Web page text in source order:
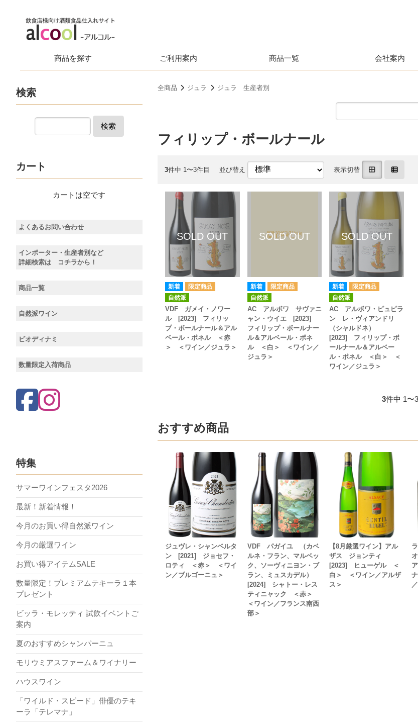
商品を探す ご利用案内 商品一覧 会社案内
全商品 ジュラ ジュラ 生産者別
フィリップ・ボールナール
3件中 1〜3件目 並び替え 表示切替
自然派
VDF ガメイ・ノワー
ル [2023] フィリッ
プ・ボールナール＆アル
ベール・ポネル ＜赤
＞ ＜ワイン／ジュラ＞
自然派
AC アルボワ サヴァニ
ャン・ウイエ [2023]
フィリップ・ボールナー
ル＆アルベール・ポネ
ル ＜白＞ ＜ワイン／
ジュラ＞
自然派
AC アルボワ・ピュピラ
ン レ・ヴィアンドリ
（シャルドネ）
[2023] フィリップ・ボ
ールナール＆アルベー
ル・ポネル ＜白＞ ＜
ワイン／ジュラ＞
3件中 1〜
おすすめ商品
ジュヴレ・シャンベルタ
ン [2021] ジョセフ・
ロティ ＜赤＞ ＜ワイ
ン／ブルゴーニュ＞
VDF パガイユ （カベ
ルネ・フラン、マルベッ
ク、ソーヴィニヨン・ブ
ラン、ミュスカデル）
[2024] シャトー・レス
ティニャック ＜赤＞
＜ワイン／フランス南西
部＞
【8月厳選ワイン】アル
ザス ジョンティ
[2023] ヒューゲル ＜
白＞ ＜ワイン／アルザ
ス＞
検索
検索
カート
カートは空です
よくあるお問い合わせ
インポーター・生産者別など
詳細検索は コチラから！
商品一覧
自然派ワイン
ビオディナミ
数量限定入荷商品
特集
サマーワインフェスタ2026
最新！新着情報！
今月のお買い得自然派ワイン
今月の厳選ワイン
お買い得アイテムSALE
数量限定！プレミアムテキーラ１本
プレゼント
ビッラ・モレッティ 試飲イベントご
案内
夏のおすすめシャンパーニュ
モリウミアスファーム＆ワイナリー
ハウスワイン
「ワイルド・スピード」俳優のテキ
ーラ「テレマナ」